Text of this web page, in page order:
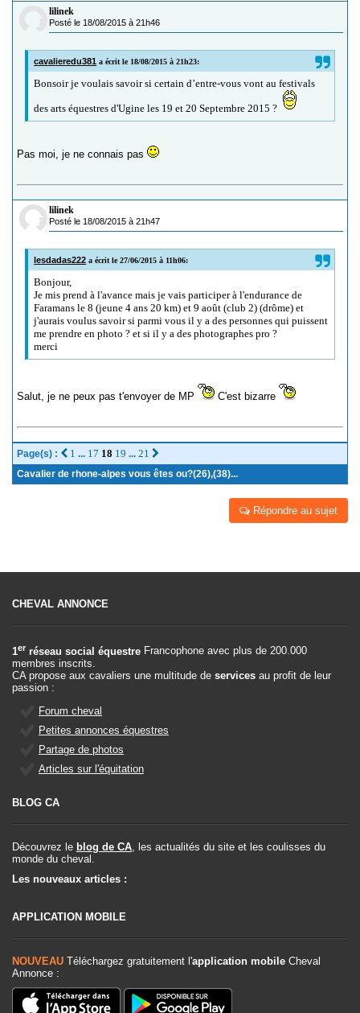
lilinek
Posté le 18/08/2015 à 21h46
cavalieredu381 a écrit le 18/08/2015 à 21h23:
Bonsoir je voulais savoir si certain d’entre-vous vont au festivals
des arts équestres d'Ugine les 19 et 20 Septembre 2015 ?
Pas moi, je ne connais pas
lilinek
Posté le 18/08/2015 à 21h47
lesdadas222 a écrit le 27/06/2015 à 11h06:
Bonjour,
Je mis prend à l'avance mais je vais participer à l'endurance de
Faramans le 8 (jeune 4 ans 20 km) et 9 août (club 2) (drôme) et
j'aurais voulus savoir si parmi vous il y a des personnes qui puissent
me prendre en photo ? et si il y a des photographes pro ?
merci
Salut, je ne peux pas t'envoyer de MP C'est bizarre
Page(s) : 1 ... 17 18 19 ... 21
Cavalier de rhone-alpes vous êtes ou?(26),(38)...
Répondre au sujet
CHEVAL ANNONCE
1er réseau social équestre Francophone avec plus de 200.000
membres inscrits.
CA propose aux cavaliers une multitude de services au profit de leur
passion :
Forum cheval
Petites annonces équestres
Partage de photos
Articles sur l'équitation
BLOG CA
Découvrez le blog de CA , les actualités du site et les coulisses du
monde du cheval.
Les nouveaux articles :
APPLICATION MOBILE
NOUVEAU Téléchargez gratuitement l'application mobile Cheval
Annonce :